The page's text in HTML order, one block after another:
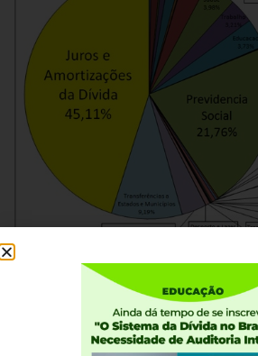
Fonte: Senado Federal – Sistema
Elaboração: Auditoria Cidadã da
“refinanciamento” da dívida, pois o